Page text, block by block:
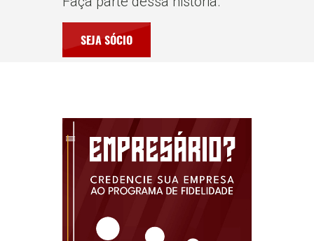
SEJA SÓCIO
Quero ser Parceiro